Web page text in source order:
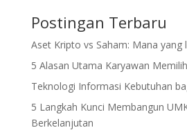
Postingan Terbaru
Aset Kripto vs Saham: Mana yang
5 Alasan Utama Karyawan
Teknologi Informasi Kebutuhan
5 Langkah Kunci Membangun
Berkelanjutan